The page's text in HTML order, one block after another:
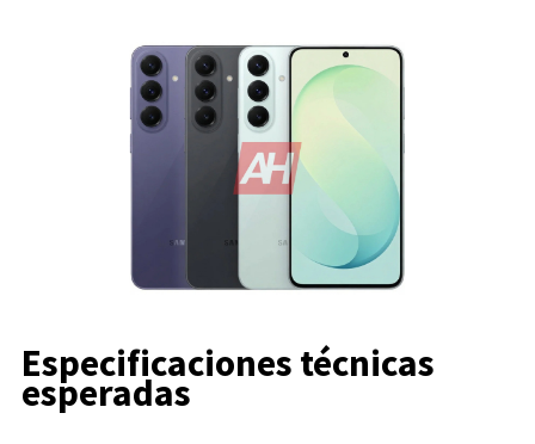
Especificaciones técnicas
esperadas